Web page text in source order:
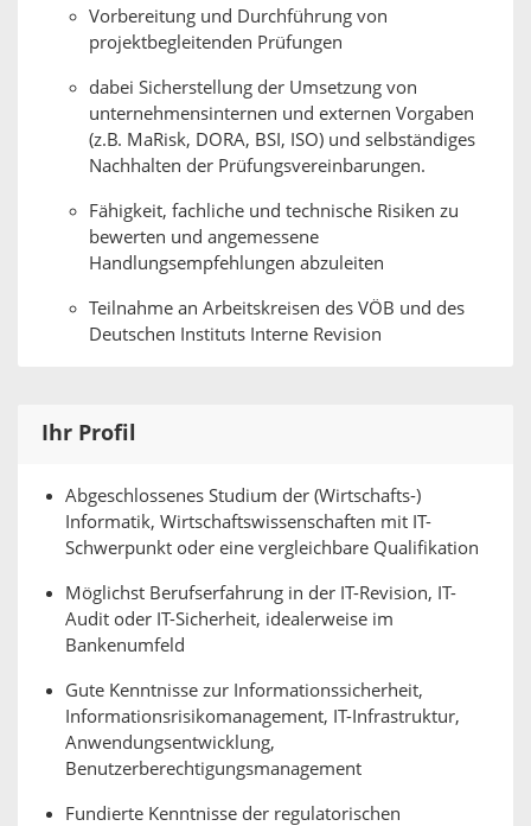
Vorbereitung und Durchführung von
projektbegleitenden Prüfungen
dabei Sicherstellung der Umsetzung von
unternehmensinternen und externen Vorgaben
(z.B. MaRisk, DORA, BSI, ISO) und selbständiges
Nachhalten der Prüfungsvereinbarungen.
Fähigkeit, fachliche und technische Risiken zu
bewerten und angemessene
Handlungsempfehlungen abzuleiten
Teilnahme an Arbeitskreisen des VÖB und des
Deutschen Instituts Interne Revision
Ihr Profil
Abgeschlossenes Studium der (Wirtschafts-)
Informatik, Wirtschaftswissenschaften mit IT-
Schwerpunkt oder eine vergleichbare Qualifikation
Möglichst Berufserfahrung in der IT-Revision, IT-
Audit oder IT-Sicherheit, idealerweise im
Bankenumfeld
Gute Kenntnisse zur Informationssicherheit,
Informationsrisikomanagement, IT-Infrastruktur,
Anwendungsentwicklung,
Benutzerberechtigungsmanagement
Fundierte Kenntnisse der regulatorischen